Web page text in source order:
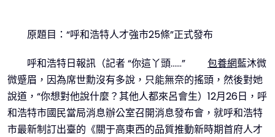
原題目：“呼和浩特人才強市25條”正式發布
呼和浩特日報訊（記者 “你這丫頭……” 包養網藍沐微
微蹙眉，因為席世勳沒有多說，只能無奈的搖頭，然後對她
說道，“你想對他說什麼？其他人都來呂會生）12月26日，呼
和浩特市國民當局消息辦公室召開消息發布會，就呼和浩特
市最新制訂出臺的《關于高東西的品質推動新時期首府人才